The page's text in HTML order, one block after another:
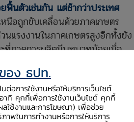
ฟื้นตัวเช่นกัน แต่ช้ากว่าประเทศ
นือถูกขับเคลื่อนด้วยภาคเกษตร
แรงงานในภาคเกษตรสูงอีกทั้งยัง
ที่ภาคการผลิตมีบทบาทน้อยเมื่อ
ในครึ่งหลังของปีนี้และต่อเนื่องไปปี
กผลกระทบของภัยแล้งมากขึ้น
องภาคเหนือในระยะยาวคนใน
ลักในการกำหนดทิศทางการ
าะเข้าใจศักยภาพและบริบทของ
อง ธปท.
อการใช้งานหรือให้บริการเว็บไซต์
ทิ คุกกี้เพื่อการใช้งานเว็บไซต์ คุกกี้
ลใช้งานและการโฆษณา) เพื่อช่วย
าพในการทำงานหรือการให้บริการ